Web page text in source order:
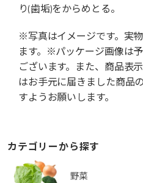
り(歯垢)をからめとる。
※写真はイメージです。実
ます。※パッケージ画像は
ございます。また、商品表
はお手元に届きました商品
すようお願いします。
カテゴリーから探す